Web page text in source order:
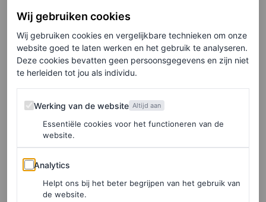
©GETTY IMAGES
/11
Pasjača Beach, Dalmatië, Kroatië
Een korte rit ten zuiden van Dubrovnik en je arriveert bij
dit intieme strand in Zuid-Dalmatië. Het strand zelf is al
Wij gebruiken cookies
Wij gebruiken cookies en vergelijkbare technieken om onze
website goed te laten werken en het gebruik te analyseren.
Deze cookies bevatten geen persoonsgegevens en zijn niet
te herleiden tot jou als individu.
Werking van de website
Werking van de website Altijd aan
Essentiële cookies voor het functioneren van de
website.
Analytics
Analytics
Helpt ons bij het beter begrijpen van het gebruik van
de website.